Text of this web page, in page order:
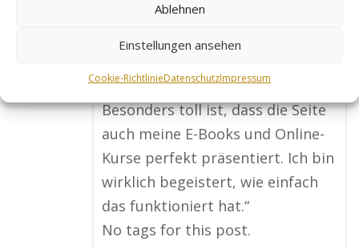
Ablehnen
Einstellungen ansehen
Cookie-RichtlinieDatenschutzImpressum
bekomme jeden Monat neue
Anfragen von Menschen, die
Ernährungsumstellung suchen.
Besonders toll ist, dass die Seite
auch meine E-Books und Online-
Kurse perfekt präsentiert. Ich bin
wirklich begeistert, wie einfach
das funktioniert hat.“
No tags for this post.